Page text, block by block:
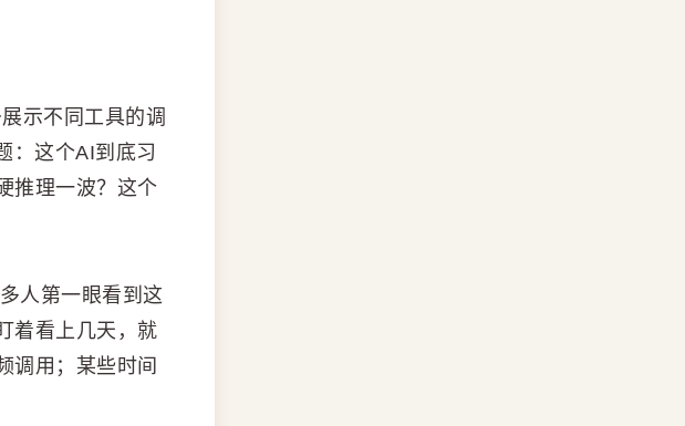
示不同工具的调
：这个AI到底习
推理一波？这个
人第一眼看到这
着看上几天，就
调用；某些时间